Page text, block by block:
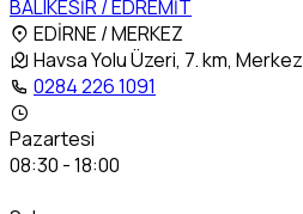
BALIKESİR / EDREMİT
EDİRNE / MERKEZ
Havsa Yolu Üzeri, 7. km, Merkez
0284 226 1091
Pazartesi
08:30 - 18:00